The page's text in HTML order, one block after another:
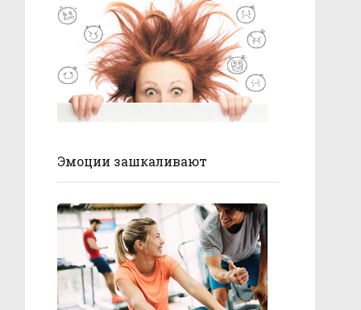
Эмоции зашкаливают